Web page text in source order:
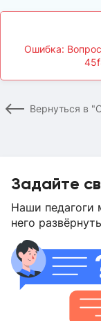
Вернуться в
Задайте
Наши педагоги
него